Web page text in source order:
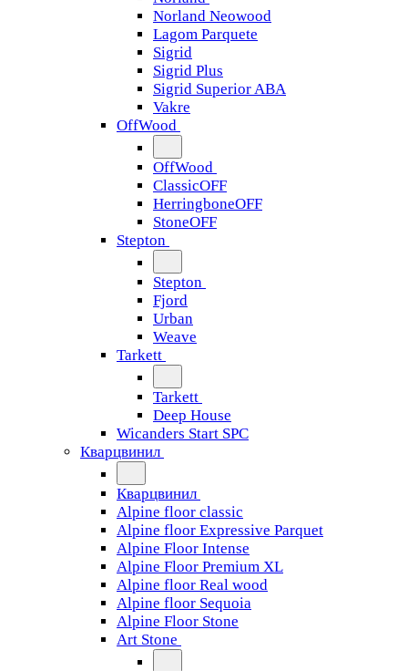
Norland Neowood
Lagom Parquete
Sigrid
Sigrid Plus
Sigrid Superior ABA
Vakre
OffWood
OffWood
ClassicOFF
HerringboneOFF
StoneOFF
Stepton
Stepton
Fjord
Urban
Weave
Tarkett
Tarkett
Deep House
Wicanders Start SPC
Кварцвинил
Кварцвинил
Alpine floor classic
Alpine floor Expressive Parquet
Alpine Floor Intense
Alpine Floor Premium XL
Alpine floor Real wood
Alpine floor Sequoia
Alpine Floor Stone
Art Stone